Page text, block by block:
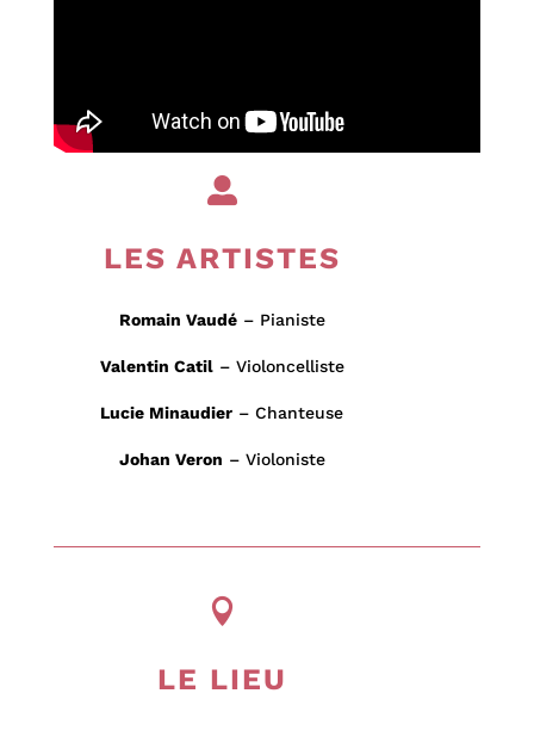

LES ARTISTES
Romain Vaudé– Pianiste
Valentin Catil– Violoncelliste
Lucie Minaudier – Chanteuse
Johan Veron – Violoniste

LE LIEU